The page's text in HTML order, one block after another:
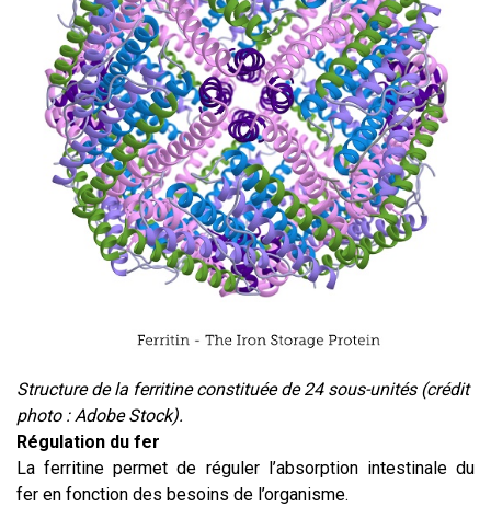
Structure de la ferritine constituée de 24 sous-unités (crédit
photo : Adobe Stock).
Régulation du fer
La ferritine permet de réguler l’absorption intestinale du
fer en fonction des besoins de l’organisme.